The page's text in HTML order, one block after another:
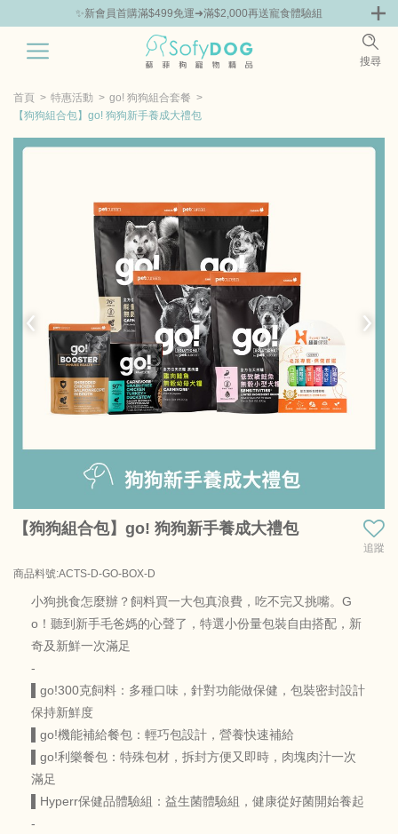
✨新會員首購滿$499免運➜滿$2,000再送寵食體驗組
搜尋
零食專區 飼料 | 凍乾優惠組
首頁 特惠活動
go! 狗狗組合套餐
【狗狗組合包】go! 狗狗新手養成大禮包
【狗狗組合包】go! 狗狗新手養成大禮包
追蹤
商品料號:ACTS-D-GO-BOX-D
小狗挑食怎麼辦？飼料買一大包真浪費，吃不完又挑嘴。G
o！聽到新手毛爸媽的心聲了，特選小份量包裝自由搭配，新
奇及新鮮一次滿足
-
▌go!300克飼料：多種口味，針對功能做保健，包裝密封設計
保持新鮮度
▌go!機能補給餐包：輕巧包設計，營養快速補給
▌go!利樂餐包：特殊包材，拆封方便又即時，肉塊肉汁一次
滿足
▌Hyperr保健品體驗組：益生菌體驗組，健康從好菌開始養起
-